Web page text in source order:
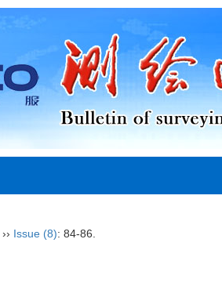
›› Issue (8): 84-86.